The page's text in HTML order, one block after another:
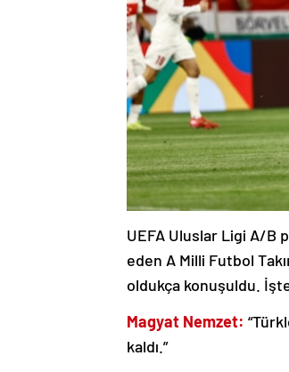
UEFA Uluslar Ligi A/B
eden A Milli Futbol
oldukça konuşuldu.
Magyat Nemzet:
kaldı.”